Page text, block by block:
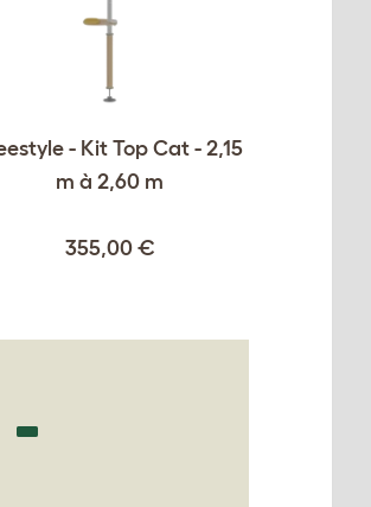
- Kit Top Cat - 2,15
m à 2,60 m
355,00 €
-